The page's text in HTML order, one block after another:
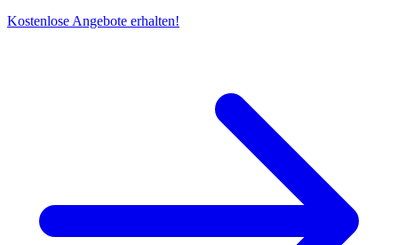
Kostenlose Angebote erhalten!